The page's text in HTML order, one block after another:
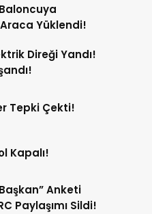
Yüklendi!
Direği Yandı!
Tepki Çekti!
Kapalı!
Başkan” Anketi
Paylaşımı Sildi!